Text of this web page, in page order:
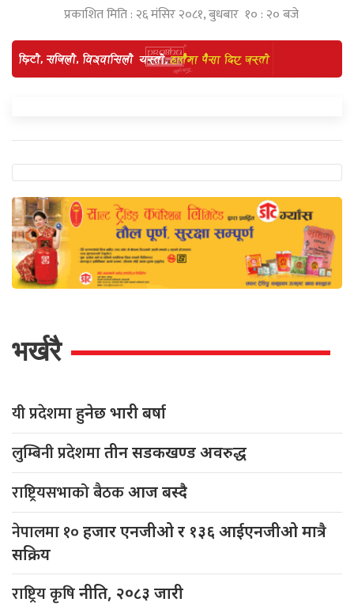
प्रकाशित मिति : २६ मंसिर २०८१, बुधबार १० : २० बजे
भर्खरै
यी प्रदेशमाहुनेछ भारी बर्षा
लुम्बिनी प्रदेशमातीन सडकखण्ड अवरुद्ध
राष्ट्रियसभाको बैठकआज बस्दै
नेपालमा १० हजार एनजीओ र १३६ आईएनजीओ मात्रै
सक्रिय
राष्ट्रिय कृषिनीति, २०८३ जारी